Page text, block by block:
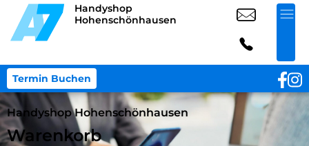
Handyshop
Hohenschönhausen
Termin Buchen
Handyshop Hohenschönhausen
Warenkorb